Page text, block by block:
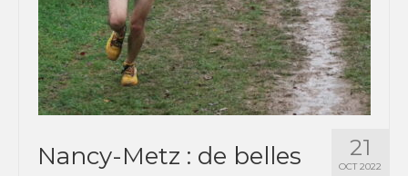
21
OCT 2022
Nancy-Metz : de belles